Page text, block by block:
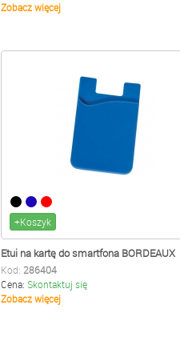
Zobacz więcej
+Koszyk
Etui na kartę do smartfona BORDEAUX
Kod: 286404
Cena: Skontaktuj się
Zobacz więcej